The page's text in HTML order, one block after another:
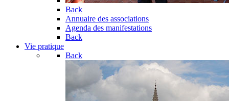
Back
Annuaire des associations
Agenda des manifestations
Back
Vie pratique
Back